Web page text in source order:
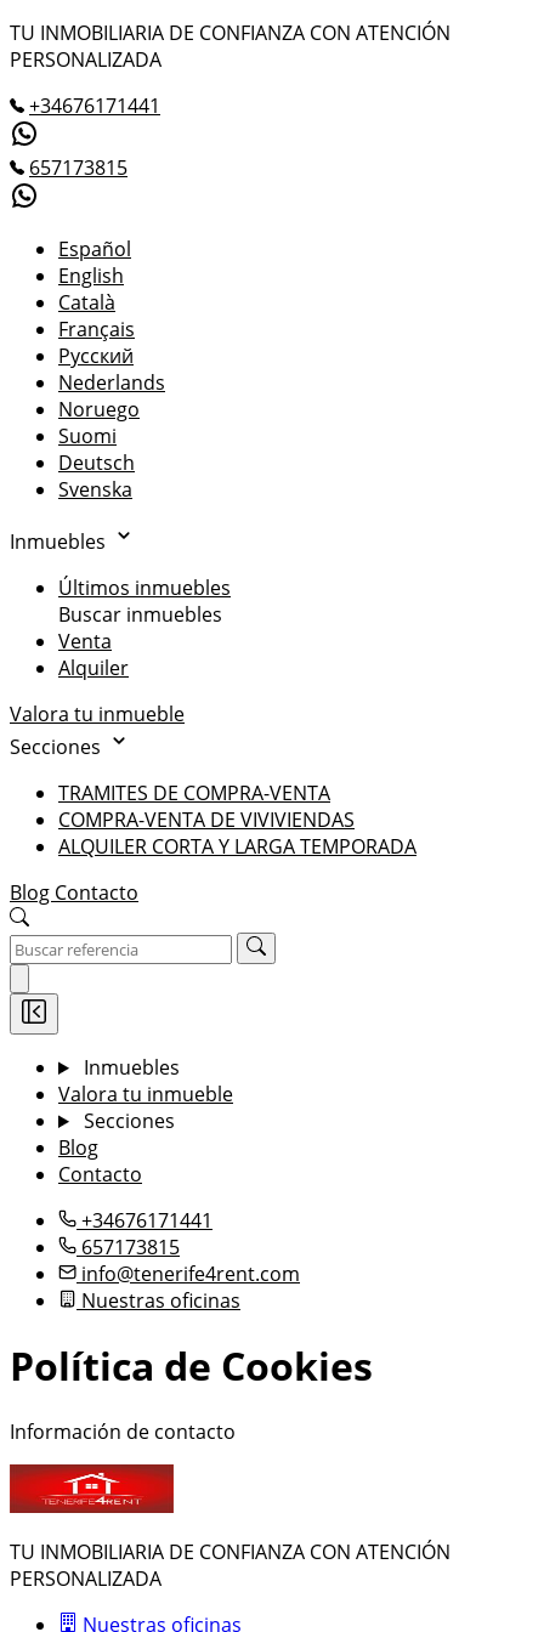
TU INMOBILIARIA DE CONFIANZA CON ATENCIÓN
PERSONALIZADA
+34676171441
657173815
Español
English
Català
Français
Русский
Nederlands
Noruego
Suomi
Deutsch
Svenska
Inmuebles
Últimos inmuebles
Buscar inmuebles
Venta
Alquiler
Valora tu inmueble
Secciones
TRAMITES DE COMPRA-VENTA
COMPRA-VENTA DE VIVIVIENDAS
ALQUILER CORTA Y LARGA TEMPORADA
Blog Contacto
Inmuebles
Valora tu inmueble
Secciones
Blog
Contacto
+34676171441
657173815
info@tenerife4rent.com
Nuestras oficinas
Política de Cookies
Información de contacto
TU INMOBILIARIA DE CONFIANZA CON ATENCIÓN
PERSONALIZADA
Nuestras oficinas